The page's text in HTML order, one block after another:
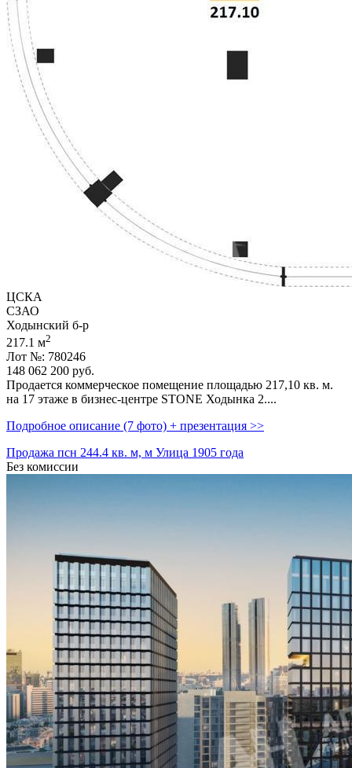
ЦСКА
СЗАО
Ходынский б-р
217.1 м2
Лот №: 780246
148 062 200 руб.
Продается коммерческое помещение площадью 217,­10 кв. м.
на 17 этаже в бизнес-центре STONE Ходынка 2....
Подробное описание (7 фото) + презентация >>
Продажа псн 244.4 кв. м, м Улица 1905 года
Без комиссии